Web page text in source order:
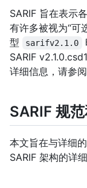
SARIF 旨在表示
有许多被视为“可
型
sarifv2.1.0
SARIF
详细信息，请参阅
SARIF 规
本文旨在与详细
SARIF 架构的详